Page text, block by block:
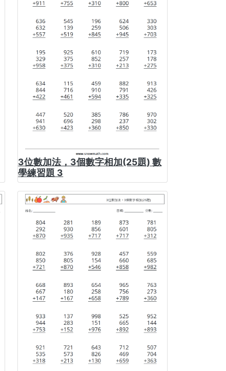
3位數加法，3個數字相加(25題) 數
學練習題 3